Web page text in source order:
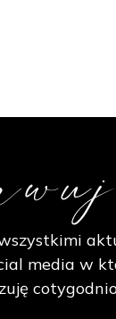
media w